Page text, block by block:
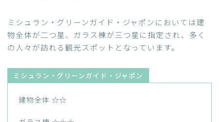
ミシュラン・グリーンガイド・ジャポンにおいては建
物全体が二つ星、ガラス棟が三つ星に指定され、多く
の人々が訪れる観光スポットとなっています。
ミシュラン・グリーンガイド・ジャポン
建物全体 ☆☆